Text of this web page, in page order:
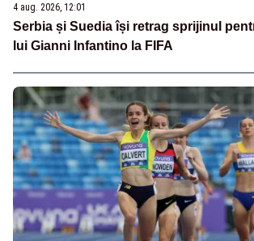
4 aug. 2026, 12:01
Serbia și Suedia își retrag sprijinul
lui Gianni Infantino la FIFA